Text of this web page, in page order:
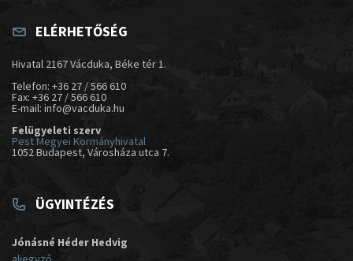
ELÉRHETŐSÉG
Hivatal 2167 Vácduka, Béke tér 1.
Telefon: +36 27 / 566 610
Fax: +36 27 / 566 610
E-mail: info@vacduka.hu
Felügyeleti szerv
Pest Megyei Kormányhivatal
1052 Budapest, Városháza utca 7.
ÜGYINTÉZÉS
Jónásné Héder Hedvig